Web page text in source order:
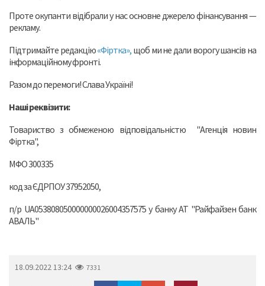
Проте окупанти відібрали у нас основне джерело фінансування —
рекламу.
Підтримайте редакцію«Фіртка», щоб ми не дали ворогу шансів на
інформаційному фронті.
Разом до перемоги! Слава Україні!
Наші реквізити:
Товариство з обмеженою відповідальністю "Агенція новин
Фіртка",
МФО 300335
код за ЄДРПОУ 37952050,
п/р UA053808050000000026004357575 у банку АТ "Райфайзен банк
АВАЛЬ"
18.09.2022 13:24 7331